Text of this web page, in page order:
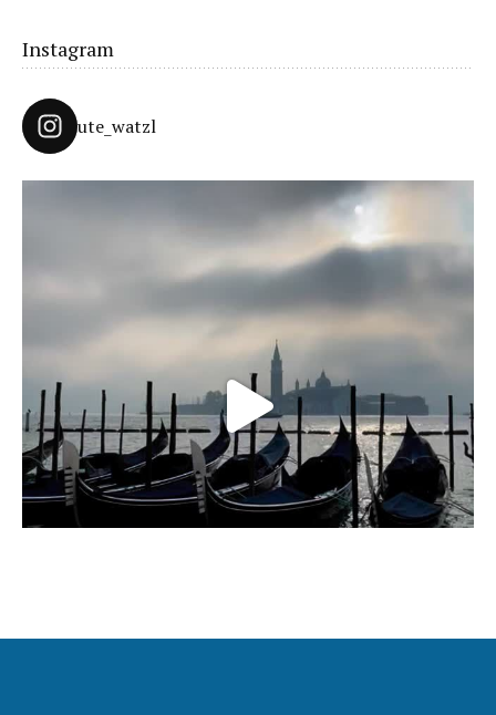
Instagram
ute_watzl